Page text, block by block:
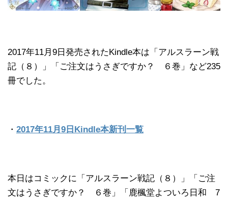
2017年11月9日発売されたKindle本は「アルスラーン戦
記（８）」「ご注文はうさぎですか？ ６巻」など235
冊でした。
・ 2017年11月9日Kindle本新刊一覧
本日はコミックに「アルスラーン戦記（８）」「ご注
文はうさぎですか？ ６巻」「鹿楓堂よついろ日和 7